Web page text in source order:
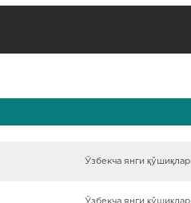
Ўзбекча янги қўшиқлар
Ўзбекча янги қўшиқлар